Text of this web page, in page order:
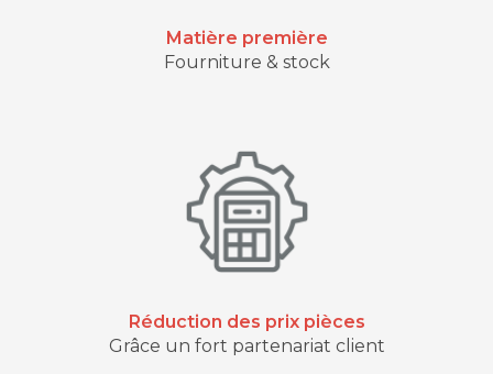
Matière première
Fourniture & stock
Réduction des prix pièces
Grâce un fort partenariat client